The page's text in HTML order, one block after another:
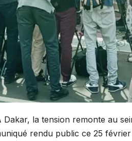
Dakar, la tension remonte au
rendu public ce 25